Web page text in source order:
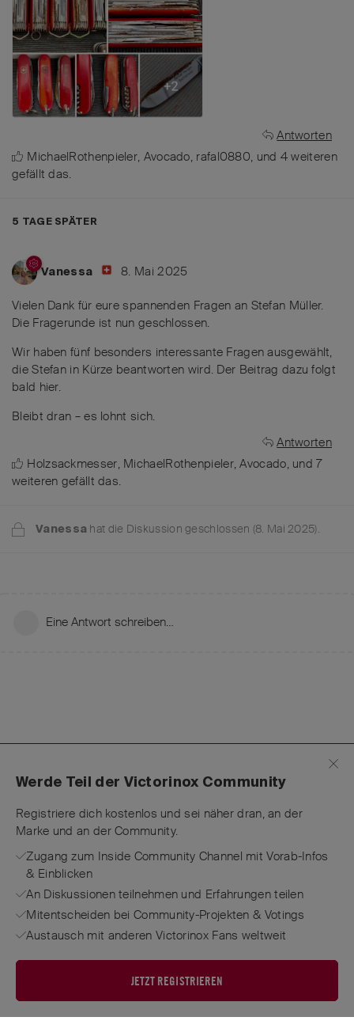
Antworten
MichaelRothenpieler, Avocado, rafal0880, und 4 weiteren
gefällt das.
5 TAGESPÄTER
Vanessa 8. Mai 2025
Vielen Dank für eure spannenden Fragen an Stefan Müller.
Die Fragerunde ist nun geschlossen.
Wir haben fünf besonders interessante Fragen ausgewählt,
die Stefan in Kürze beantworten wird. Der Beitrag dazu folgt
bald hier.
Bleibt dran – es lohnt sich.
Antworten
Holzsackmesser, MichaelRothenpieler,Avocado, und7
weiteren gefällt das.
Vanessa hat die Diskussion geschlossen (8. Mai 2025).
Eine Antwort schreiben…
Werde Teil der Victorinox Community
Registriere dich kostenlos und sei näher dran, an der
Marke und an der Community.
Zugang zum Inside Community Channel mit Vorab-Infos
& Einblicken
An Diskussionen teilnehmen und Erfahrungen teilen
Mitentscheiden bei Community-Projekten & Votings
Austausch mit anderen Victorinox Fans weltweit
JETZT REGISTRIEREN